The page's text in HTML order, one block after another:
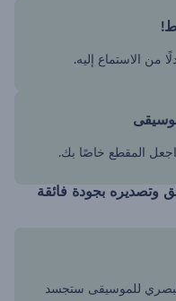
الاستماع إليه.
المقطع خاصًا بك.
وتصديره بجودة فائقة
البصري للموسيقى ستجسد